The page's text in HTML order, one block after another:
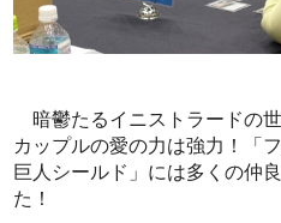
暗鬱たるイニストラードの
カップルの愛の力は強力！「
巨人シールド」には多くの仲
た！